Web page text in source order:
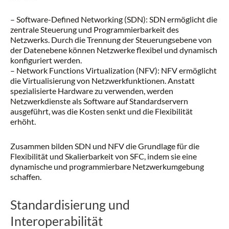
– Software-Defined Networking (SDN): SDN ermöglicht die
zentrale Steuerung und Programmierbarkeit des
Netzwerks. Durch die Trennung der Steuerungsebene von
der Datenebene können Netzwerke flexibel und dynamisch
konfiguriert werden.
– Network Functions Virtualization (NFV): NFV ermöglicht
die Virtualisierung von Netzwerkfunktionen. Anstatt
spezialisierte Hardware zu verwenden, werden
Netzwerkdienste als Software auf Standardservern
ausgeführt, was die Kosten senkt und die Flexibilität
erhöht.
Zusammen bilden SDN und NFV die Grundlage für die
Flexibilität und Skalierbarkeit von SFC, indem sie eine
dynamische und programmierbare Netzwerkumgebung
schaffen.
Standardisierung und
Interoperabilität